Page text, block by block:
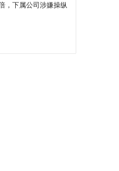
，下属公司涉嫌操纵